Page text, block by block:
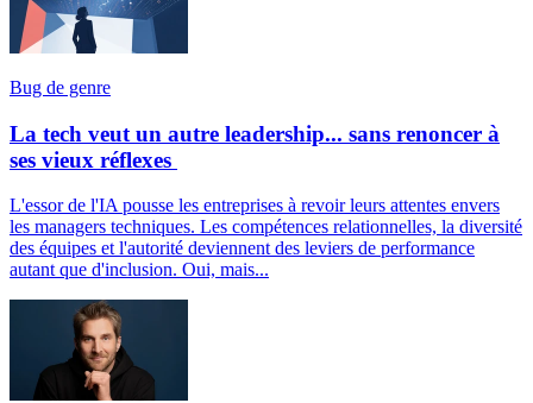
Bug de genre
La tech veut un autre leadership... sans renoncer à
ses vieux réflexes
L'essor de l'IA pousse les entreprises à revoir leurs attentes envers
les managers techniques. Les compétences relationnelles, la diversité
des équipes et l'autorité deviennent des leviers de performance
autant que d'inclusion. Oui, mais...